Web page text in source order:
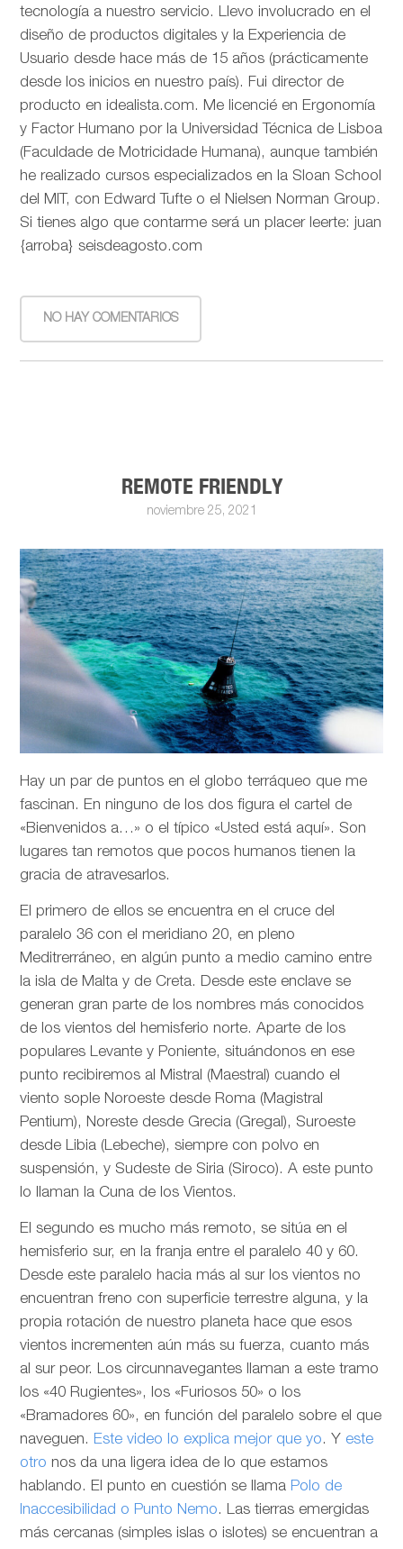
tecnología a nuestro servicio. Llevo involucrado en el
diseño de productos digitales y la Experiencia de
Usuario desde hace más de 15 años (prácticamente
desde los inicios en nuestro país). Fui director de
producto en idealista.com. Me licencié en Ergonomía
y Factor Humano por la Universidad Técnica de Lisboa
(Faculdade de Motricidade Humana), aunque también
he realizado cursos especializados en la Sloan School
del MIT, con Edward Tufte o el Nielsen Norman Group.
Si tienes algo que contarme será un placer leerte: juan
{arroba} seisdeagosto.com
NO HAY COMENTARIOS
REMOTE FRIENDLY
noviembre 25, 2021
Hay un par de puntos en el globo terráqueo que me
fascinan. En ninguno de los dos figura el cartel de
«Bienvenidos a…» o el típico «Usted está aquí». Son
lugares tan remotos que pocos humanos tienen la
gracia de atravesarlos.
El primero de ellos se encuentra en el cruce del
paralelo 36 con el meridiano 20, en pleno
Meditrerráneo, en algún punto a medio camino entre
la isla de Malta y de Creta. Desde este enclave se
generan gran parte de los nombres más conocidos
de los vientos del hemisferio norte. Aparte de los
populares Levante y Poniente, situándonos en ese
punto recibiremos al Mistral (Maestral) cuando el
viento sople Noroeste desde Roma (Magistral
Pentium), Noreste desde Grecia (Gregal), Suroeste
desde Libia (Lebeche), siempre con polvo en
suspensión, y Sudeste de Siria (Siroco). A este punto
lo llaman la Cuna de los Vientos.
El segundo es mucho más remoto, se sitúa en el
hemisferio sur, en la franja entre el paralelo 40 y 60.
Desde este paralelo hacia más al sur los vientos no
encuentran freno con superficie terrestre alguna, y la
propia rotación de nuestro planeta hace que esos
vientos incrementen aún más su fuerza, cuanto más
al sur peor. Los circunnavegantes llaman a este tramo
los «40 Rugientes», los «Furiosos 50» o los
«Bramadores 60», en función del paralelo sobre el que
naveguen. Este video lo explica mejor que yo. Y este
otro nos da una ligera idea de lo que estamos
hablando. El punto en cuestión se llama Polo de
Inaccesibilidad o Punto Nemo. Las tierras emergidas
más cercanas (simples islas o islotes) se encuentran a